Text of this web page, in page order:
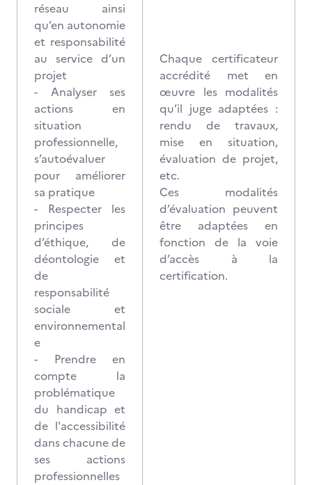
réseau ainsi
qu’en autonomie
et responsabilité
au service d’un
projet
- Analyser ses
actions en
situation
professionnelle,
s’autoévaluer
pour améliorer
sa pratique
- Respecter les
principes
d’éthique, de
déontologie et
de
responsabilité
sociale et
environnemental
e
- Prendre en
compte la
problématique
du handicap et
de l'accessibilité
dans chacune de
ses actions
professionnelles
Chaque certificateur
accrédité met en
œuvre les modalités
qu’il juge adaptées :
rendu de travaux,
mise en situation,
évaluation de projet,
etc.
Ces modalités
d’évaluation peuvent
être adaptées en
fonction de la voie
d’accès à la
certification.